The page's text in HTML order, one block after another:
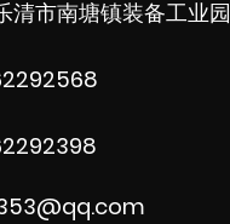
清市南塘镇装备工业园